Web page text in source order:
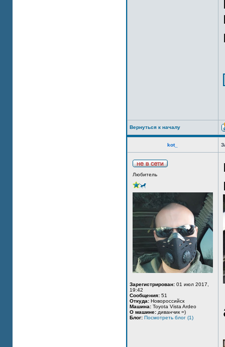
Вернуться к началу
kot_
Любитель
Зарегистрирован: 01 июл 2017,
19:42
Сообщения: 51
Откуда: Новороссийск
Машина: Toyota Vista Ardeo
О машине: диванчик =)
Блог: Посмотреть блог (1)